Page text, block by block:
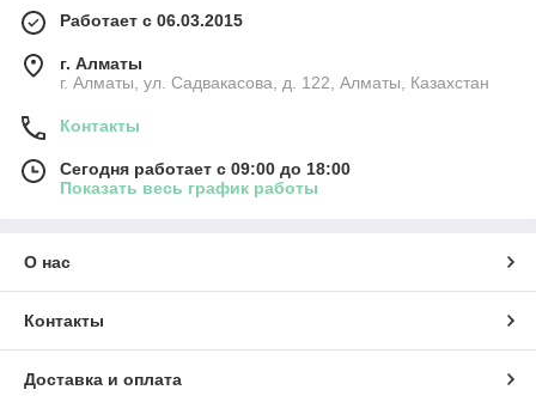
Работает с 06.03.2015
г. Алматы
г. Алматы, ул. Садвакасова, д. 122, Алматы, Казахстан
Контакты
Сегодня работает с 09:00 до 18:00
Показать весь график работы
О нас
Контакты
Доставка и оплата